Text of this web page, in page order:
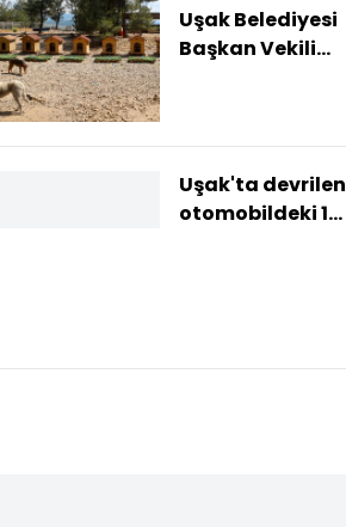
Uşak Belediyesi
Başkan Vekili
Uşak'ta devrilen
otomobildeki 1